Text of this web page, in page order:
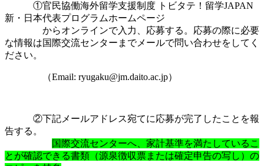
①官民協働海外留学支援制度 トビタテ！留学JAPAN
新・日本代表プログラムホームページ
からオンラインで入力、応募する。応募の際に必要
な情報は国際交流センターまでメールで問い合わせをしてく
ださい。
（Email: ryugaku@jm.daito.ac.jp）
②下記メールアドレス宛てに応募が完了したことを報
告する。
国際交流センターへ、家計基準を満たしているこ
とが確認できる書類（源泉徴収票または確定申告の写し）の